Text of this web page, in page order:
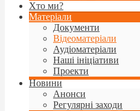
Хто ми?
Матеріали
Документи
Відеоматеріали
Аудіоматеріали
Наші ініціативи
Проекти
Новини
Анонси
Регулярні заходи